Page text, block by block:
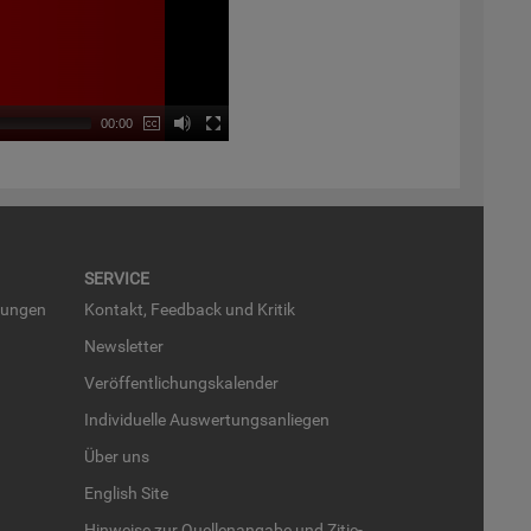
00:00
SER­VICE
Kon­takt, Feed­back und Kri­tik
News­let­ter
Ver­öf­fent­li­chungs­ka­len­der
In­di­vi­du­el­le Aus­wer­tungs­an­lie­gen
Über uns
English Site